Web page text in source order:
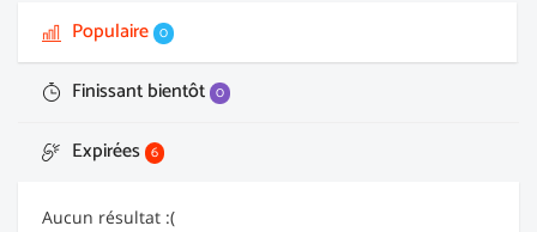
Populaire 0
Finissant bientôt 0
Expirées 6
Aucun résultat :(